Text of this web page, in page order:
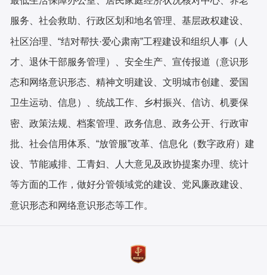
服务、社会救助、行政区划和地名管理、基层政权建设、
社区治理、“结对帮扶·爱心肃南”工程建设和组织人事（人
才、退休干部服务管理）、安全生产、宣传报道（意识形
态和网络意识形态、精神文明建设、文明城市创建、爱国
卫生运动、信息）、统战工作、乡村振兴、信访、机要保
密、政策法规、档案管理、政务信息、政务公开、行政审
批、社会信用体系、“放管服”改革、信息化（数字政府）建
设、节能减排、工青妇、人大意见及政协提案办理、统计
等方面的工作，做好分管领域党的建设、党风廉政建设、
意识形态和网络意识形态等工作。